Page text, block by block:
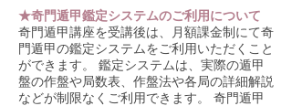
★奇門遁甲鑑定システムのご利用について
奇門遁甲講座を受講後は、月額課金制にて奇
門遁甲の鑑定システムをご利用いただくこと
ができます。 鑑定システムは、実際の遁甲
盤の作盤や局数表、作盤法や各局の詳細解説
などが制限なくご利用できます。 奇門遁甲